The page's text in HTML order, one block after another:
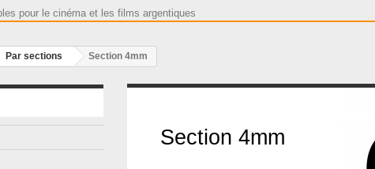
Par sections Section 4mm
Section 4mm